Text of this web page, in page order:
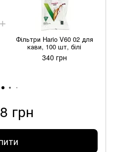
Фільтри Hario V60 02 для
кави, 100 шт, білі
340 грн
грн